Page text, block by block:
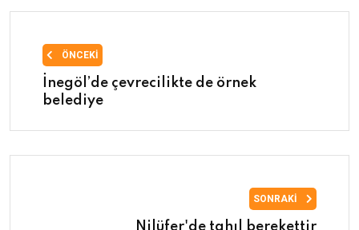
ÖNCEKI
İnegöl’de çevrecilikte de örnek
belediye
SONRAKI
Nilüfer'de tahıl berekettir